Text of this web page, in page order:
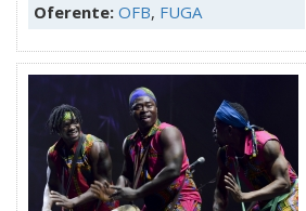
Oferente: OFB, FUGA